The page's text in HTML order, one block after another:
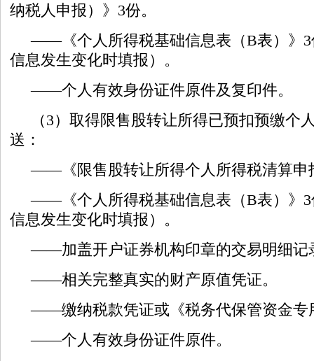
纳税人申报）》3份。
——《个人所得税基础信息表（B表）》3
信息发生变化时填报）。
——个人有效身份证件原件及复印件。
（3）取得限售股转让所得已预扣预缴个
送：
——《限售股转让所得个人所得税清算申
——《个人所得税基础信息表（B表）》3
信息发生变化时填报）。
——加盖开户证券机构印章的交易明细记
——相关完整真实的财产原值凭证。
——缴纳税款凭证或《税务代保管资金专
——个人有效身份证件原件。